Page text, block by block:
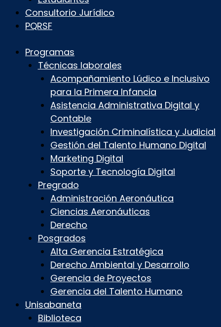
Consultorio Jurídico
PQRSF
Programas
Técnicas laborales
Acompañamiento Lúdico e Inclusivo
para la Primera Infancia
Asistencia Administrativa Digital y
Contable
Investigación Criminalística y Judicial
Gestión del Talento Humano Digital
Marketing Digital
Soporte y Tecnología Digital
Pregrado
Administración Aeronáutica
Ciencias Aeronáuticas
Derecho
Posgrados
Alta Gerencia Estratégica
Derecho Ambiental y Desarrollo
Gerencia de Proyectos
Gerencia del Talento Humano
Unisabaneta
Biblioteca